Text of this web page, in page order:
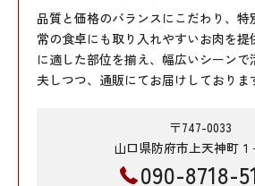
品質と価格のバランスにこだわり、特
常の食卓にも取り入れやすいお肉を提
に適した部位を揃え、幅広いシーン
夫しつつ、通販にてお届けしておりま
〒747-0033
山口県防府市上天神町
090-8718-